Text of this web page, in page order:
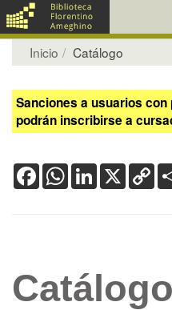
Inicio Catálogo
Sanciones a usuarios
podrán inscribirse a
FacebookWhatsApp
LinkedIn
X
Catálogo